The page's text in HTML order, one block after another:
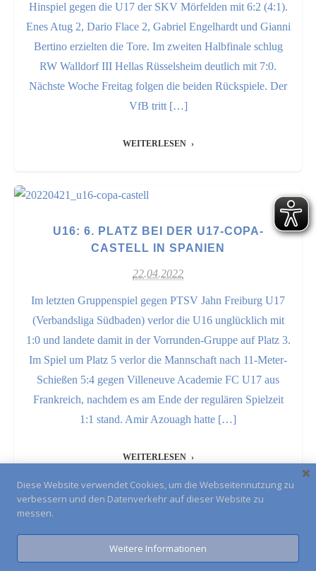
Hinspiel gegen die U17 der SKV Mörfelden mit 6:2 (4:1).
Enes Atug 2, Dario Flace 2, Gabriel Engelhardt und Gianni
Bertino erzielten die Tore. Im zweiten Halbfinale schlug
RW Walldorf III Hellas Rüsselsheim deutlich mit 7:0.
Nächste Woche Freitag folgen die beiden Rückspiele. Der
VfB tritt […]
WEITERLESEN
U16: 6. PLATZ BEI DER U17-COPA-
CASTELL IN SPANIEN
22.04.2022
Im letzten Gruppenspiel gegen PTSV Jahn Freiburg U17
(Verbandsliga Südbaden) verlor die U16 unglücklich mit
1:0 und landete damit in der Vorrunden-Gruppe auf Platz 3.
Im Spiel um Platz 5 verlor die Mannschaft nach 11-Meter-
Schießen 5:4 gegen Villeneuve Academie FC U17 aus
Frankreich, nachdem es am Ende der regulären Spielzeit
1:1 stand. Amir Azouagh hatte […]
WEITERLESEN
Impressum Kontakt Anfahrt
Diese Website verwendet Cookies, um die Webseitennutzung zu
verbessern und den Datenverkehr auf dieser Website zu
messen.
Weitere Informationen